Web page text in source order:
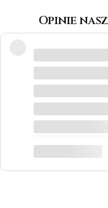
Opinie
odpowiedzi na
jest piękna!
tego grawer w
zrobić w bardzo
był to dla mnie
trafiłam w
Katarzyna Łącka